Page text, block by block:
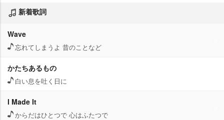
新着歌詞
Wave
忘れてしまうよ 昔のことなど
かたちあるもの
白い息を吐く日に
I Made It
からだはひとつで 心はふたつで